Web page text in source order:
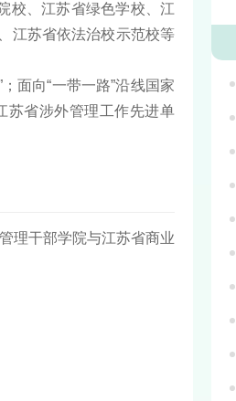
校、江苏省绿色学校、江
江苏省依法治校示范校等
面向“一带一路”沿线国家
苏省涉外管理工作先进单
理干部学院与江苏省商业